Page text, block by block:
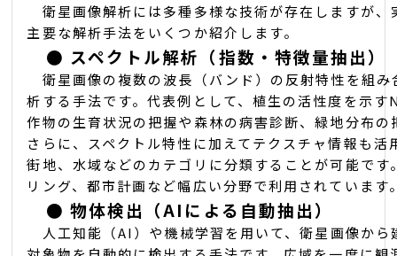
衛星画像解析には多種多様な技術が存在しますが、
主要な解析手法をいくつか紹介します。
● スペクトル解析（指数・特徴量抽出）
衛星画像の複数の波長（バンド）の反射特性を組
析する手法です。代表例として、植生の活性度を示
作物の生育状況の把握や森林の病害診断、緑地分布
さらに、スペクトル特性に加えてテクスチャ情報も
街地、水域などのカテゴリに分類することが可能で
リング、都市計画など幅広い分野で利用されています
● 物体検出（AIによる自動抽出）
人工知能（AI）や機械学習を用いて、衛星画像から